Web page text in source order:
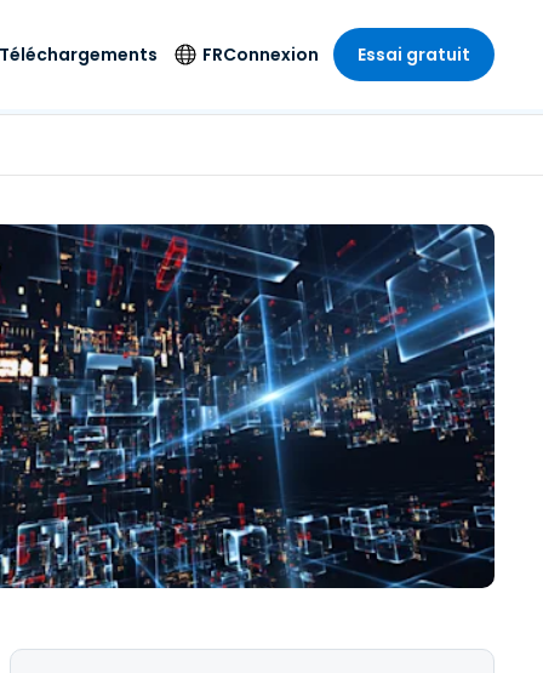
sur
Antivirus
Détection et
réponse sur les
terminaux
Accès et contrôle
Wi-Fi Foxpass
Espace de travail
sécurisé Zero Trust
Shield (Anti-
arnaque)
Tous les produits
et secteur
& Design
comptabilité
secteurs
Téléchargements FR
Deutsch
Español
Français
Italiano
Nederlands
Português
简体中文
繁體中文
日本語
ภาษาไทย
Connexion Essai gratuit